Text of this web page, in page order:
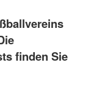
finden Sie